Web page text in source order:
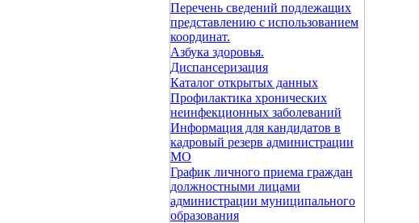
Перечень сведений подлежащих
представлению с использованием
координат.
Азбука здоровья.
Диспансеризация
Каталог открытых данных
Профилактика хронических
неинфекционных заболеваний
Информация для кандидатов в
кадровый резерв администрации
МО
График личного приема граждан
должностными лицами
администрации муниципального
образования